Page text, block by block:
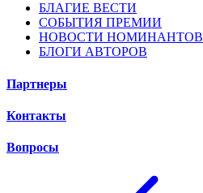
БЛАГИЕ ВЕСТИ
СОБЫТИЯ ПРЕМИИ
НОВОСТИ НОМИНАНТОВ
БЛОГИ АВТОРОВ
Партнеры
Контакты
Вопросы